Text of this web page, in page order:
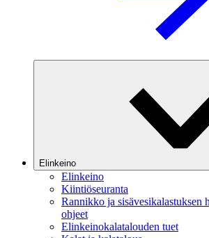
Elinkeino
Elinkeino
Kiintiöseuranta
Rannikko ja sisävesikalastuksen
ohjeet
Elinkeinokalatalouden tuet